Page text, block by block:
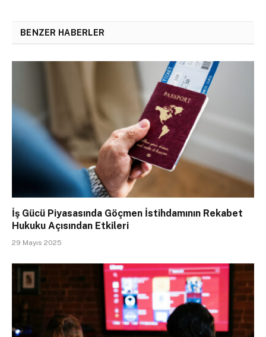
BENZER HABERLER
İş Gücü Piyasasında Göçmen İstihdamının Rekabet
Hukuku Açısından Etkileri
29 Mayıs 2025